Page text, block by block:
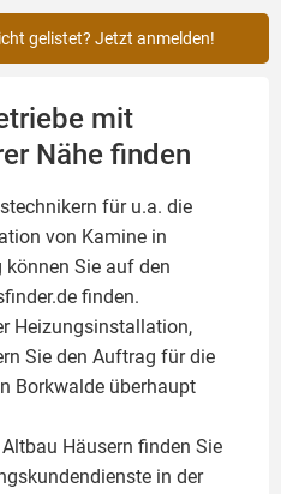
gelistet? Jetzt anmelden!
mit
Nähe finden
für u.a. die
von Kamine in
können Sie auf den
finden.
Heizungsinstallation,
Sie den Auftrag für die
Borkwalde überhaupt
Häusern finden Sie
in der